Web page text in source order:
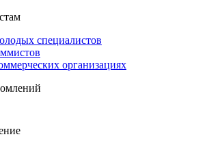
специалистов
организациях